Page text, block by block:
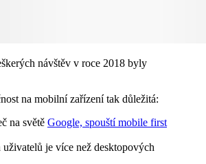
návštěv v roce 2018 byly
na mobilní zařízení tak důležitá:
na světě Google, spouští mobile first
je více než desktopových